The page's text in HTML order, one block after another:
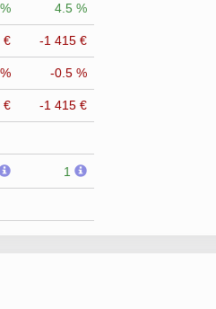
4.5 %
€ -1 415 €
-0.5 %
€ -1 415 €
1